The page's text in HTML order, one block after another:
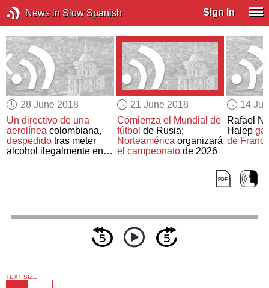
News in Slow Spanish Sign In
28 June 2018
Un directivo de una
aerolínea colombiana,
despedido tras meter
alcohol ilegalmente en
21 June 2018
Comienza el Mundial de
fútbol de Rusia;
Norteaméricaorganizará
el campeonatode 2026
14
Rafael
Halep
de
TEXT SIZE